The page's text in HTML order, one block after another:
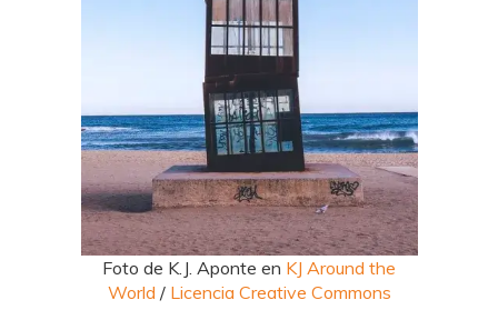
Foto de K.J. Aponte en KJ Around the
World / Licencia Creative Commons